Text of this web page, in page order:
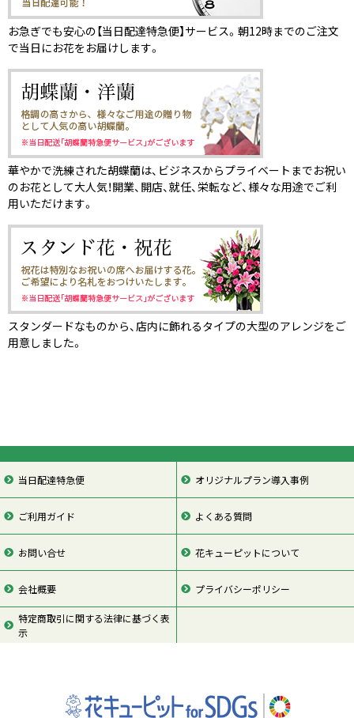
お急ぎでも安心の【当日配達特急便】サービス。朝12時までのご注文
で当日にお花をお届けします。
華やかで洗練された胡蝶蘭は、ビジネスからプライベートまでお祝い
のお花として大人気！開業、開店、就任、栄転など、様々な用途でご利
用いただけます。
スタンダードなものから、店内に飾れるタイプの大型のアレンジをご
用意しました。
当日配達特急便 オリジナルプラン導入事例
ご利用ガイド よくある質問
お問い合せ 花キューピットについて
会社概要 プライバシーポリシー
特定商取引に関する法律に基づく表
示